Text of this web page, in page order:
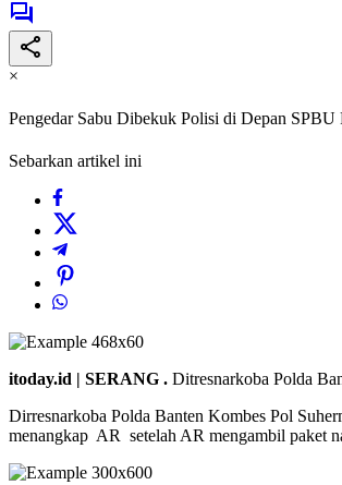
×
Pengedar Sabu Dibekuk Polisi di Depan SPBU
Sebarkan artikel ini
itoday.id | SERANG . Ditresnarkoba Polda
Dirresnarkoba Polda Banten Kombes Pol
menangkap AR setelah AR mengambil paket